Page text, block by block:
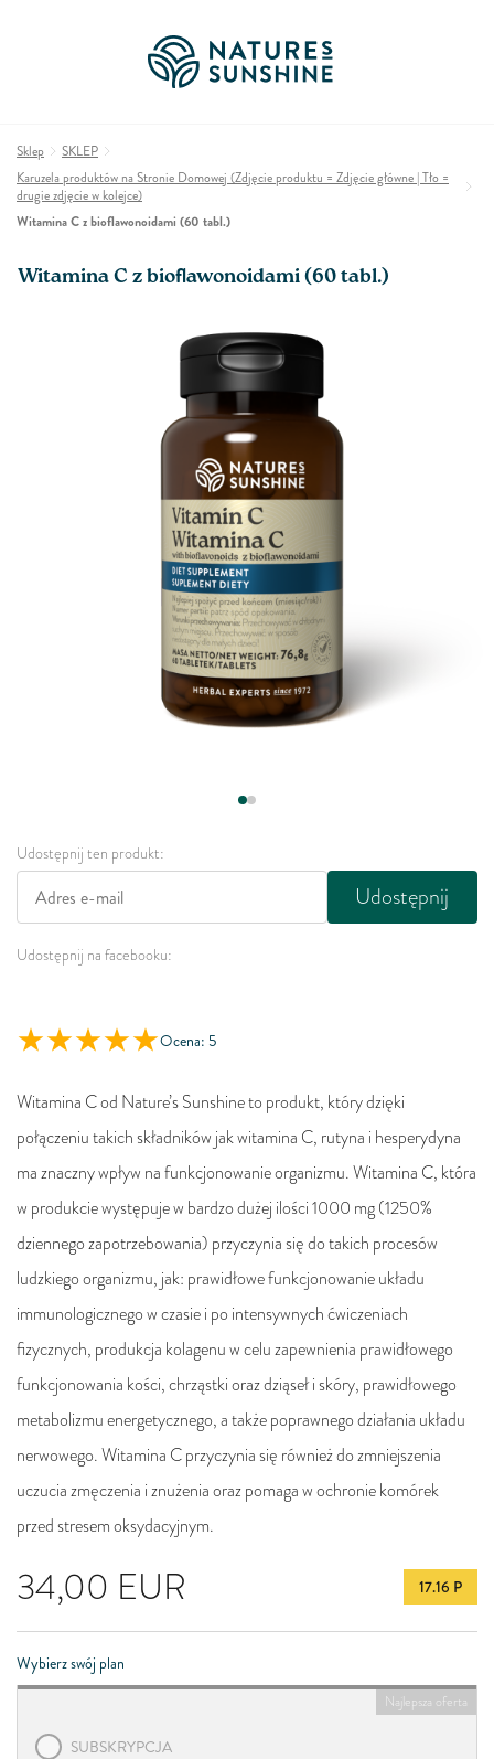
Sklep
SKLEP
Karuzela produktów na Stronie Domowej (Zdjęcie produktu = Zdjęcie główne | Tło =
drugie zdjęcie w kolejce)
Witamina C z bioﬂawonoidami (60 tabl.)
Witamina C z bioﬂawonoidami (60 tabl.)
Udostępnij ten produkt:
Udostępnij
Udostępnij na facebooku:
Ocena: 5
34,00 EUR 17.16 P
Witamina C od Nature’s Sunshine to produkt, który dzięki
połączeniu takich składników jak witamina C, rutyna i hesperydyna
ma znaczny wpływ na funkcjonowanie organizmu. Witamina C, która
w produkcie występuje w bardzo dużej ilości 1000 mg (1250%
dziennego zapotrzebowania) przyczynia się do takich procesów
ludzkiego organizmu, jak: prawidłowe funkcjonowanie układu
immunologicznego w czasie i po intensywnych ćwiczeniach
fizycznych, produkcja kolagenu w celu zapewnienia prawidłowego
funkcjonowania kości, chrząstki oraz dziąseł i skóry, prawidłowego
metabolizmu energetycznego, a także poprawnego działania układu
nerwowego. Witamina C przyczynia się również do zmniejszenia
uczucia zmęczenia i znużenia oraz pomaga w ochronie komórek
przed stresem oksydacyjnym.
Wybierz swój plan
Najlepsza oferta
SUBSKRYPCJA